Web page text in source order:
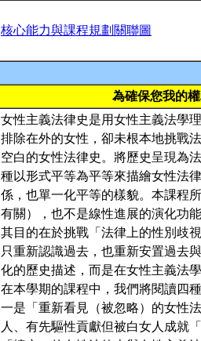
核心能力與課程規劃關聯圖
為確保您我的
女性主義法律史是用女性主義法學
排除在外的女性，卻未根本地挑戰
空白的女性法律史。將歷史呈現為
種以形式平等為平等來描繪女性法
係，也單一化平等的樣貌。本課程
有關），也不是線性進展的演化功
其目的在於挑戰「法律上的性別歧
只重新認識過去，也重新安置過去
化的歷史描述，而是在女性主義法
在本學期的課程中，我們將閱讀四
一是「重新看見（被忽略）的女性
人、有先驅性貢獻但被白女人成就